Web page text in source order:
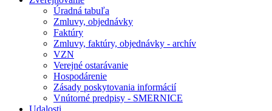
Úradná tabuľa
Zmluvy, objednávky
Faktúry
Zmluvy, faktúry, objednávky - archív
VZN
Verejné ostarávanie
Hospodárenie
Zásady poskytovania informácií
Vnútorné predpisy - SMERNICE
Udalosti